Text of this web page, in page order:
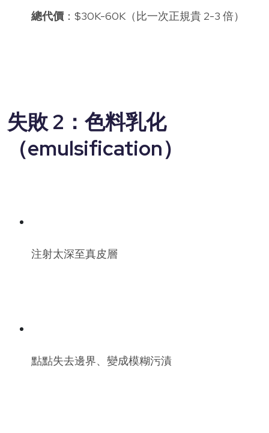
總代價 ：$30K-60K（比一次正規貴 2-3 倍）
失敗 2：色料乳化
（emulsification）
注射太深至真皮層
點點失去邊界、變成模糊污漬